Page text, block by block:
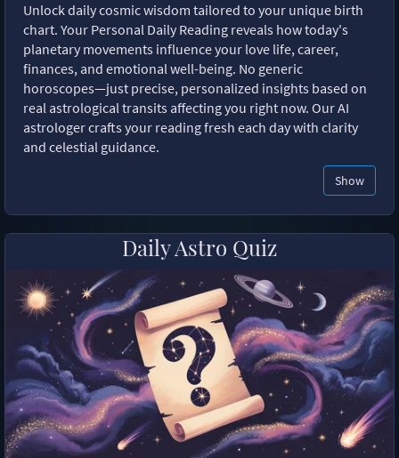
Unlock daily cosmic wisdom tailored to your unique birth
chart. Your Personal Daily Reading reveals how today's
planetary movements influence your love life, career,
finances, and emotional well-being. No generic
horoscopes—just precise, personalized insights based on
real astrological transits affecting you right now. Our AI
astrologer crafts your reading fresh each day with clarity
and celestial guidance.
Show
Daily Astro Quiz